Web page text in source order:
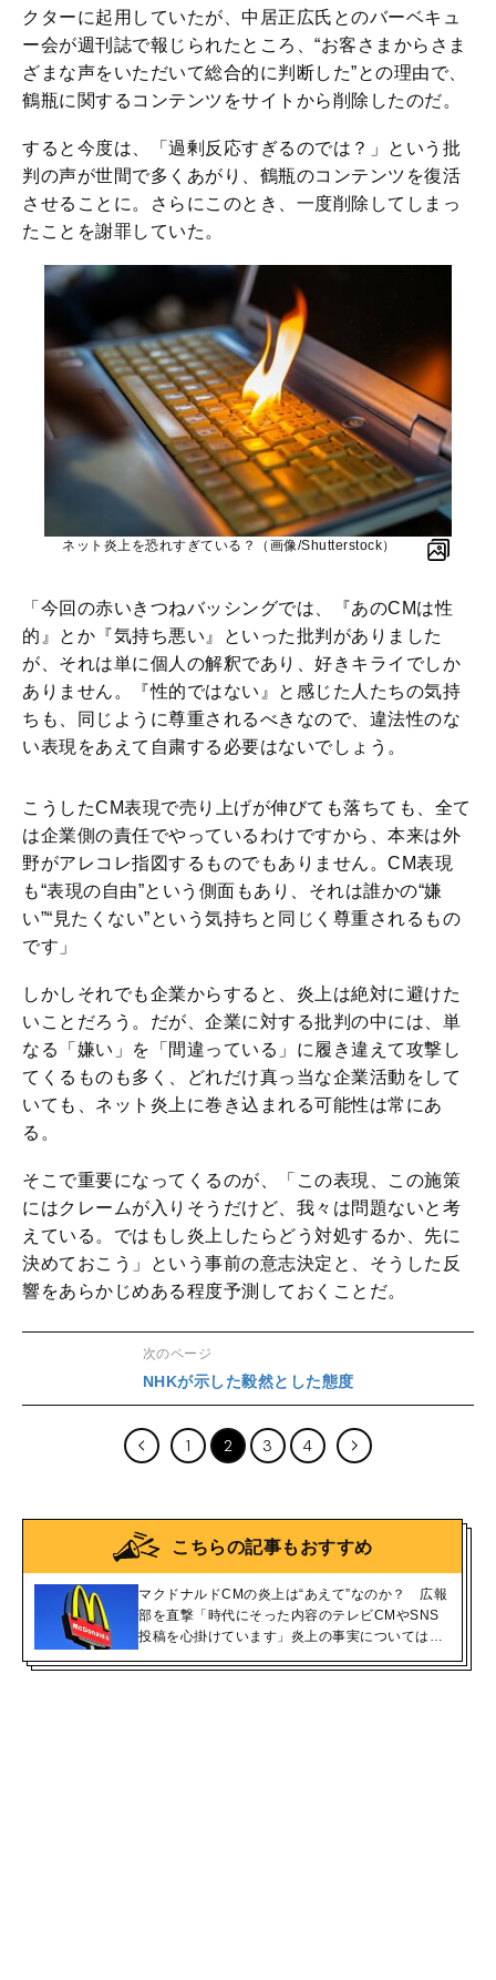
クターに起用していたが、中居正広氏とのバーベキュ
ー会が週刊誌で報じられたところ、“お客さまからさま
ざまな声をいただいて総合的に判断した”との理由で、
鶴瓶に関するコンテンツをサイトから削除したのだ。
すると今度は、「過剰反応すぎるのでは？」という批
判の声が世間で多くあがり、鶴瓶のコンテンツを復活
させることに。さらにこのとき、一度削除してしまっ
たことを謝罪していた。
ネット炎上を恐れすぎている？（画像/Shutterstock）
「今回の赤いきつねバッシングでは、『あのCMは性
的』とか『気持ち悪い』といった批判がありました
が、それは単に個人の解釈であり、好きキライでしか
ありません。『性的ではない』と感じた人たちの気持
ちも、同じように尊重されるべきなので、違法性のな
い表現をあえて自粛する必要はないでしょう。
こうしたCM表現で売り上げが伸びても落ちても、全て
は企業側の責任でやっているわけですから、本来は外
野がアレコレ指図するものでもありません。CM表現
も“表現の自由”という側面もあり、それは誰かの“嫌
い”“見たくない”という気持ちと同じく尊重されるもの
です」
しかしそれでも企業からすると、炎上は絶対に避けた
いことだろう。だが、企業に対する批判の中には、単
なる「嫌い」を「間違っている」に履き違えて攻撃し
てくるものも多く、どれだけ真っ当な企業活動をして
いても、ネット炎上に巻き込まれる可能性は常にあ
る。
そこで重要になってくるのが、「この表現、この施策
にはクレームが入りそうだけど、我々は問題ないと考
えている。ではもし炎上したらどう対処するか、先に
決めておこう」という事前の意志決定と、そうした反
響をあらかじめある程度予測しておくことだ。
次のページ
NHKが示した毅然とした態度
1 2 3 4
こちらの記事もおすすめ
マクドナルドCMの炎上は“あえて”なのか？ 広報
部を直撃「時代にそった内容のテレビCMやSNS
投稿を心掛けています」炎上の事実については…